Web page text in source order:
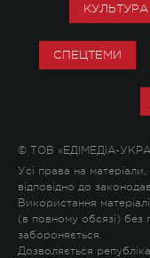
КУЛЬТУРА
СПЕЦТЕМИ
© ТОВ «ЕДІМЕДІА-
Усі права на
відповідно до
Використання
(в повному обсязі) без
забороняється.
Дозволяється